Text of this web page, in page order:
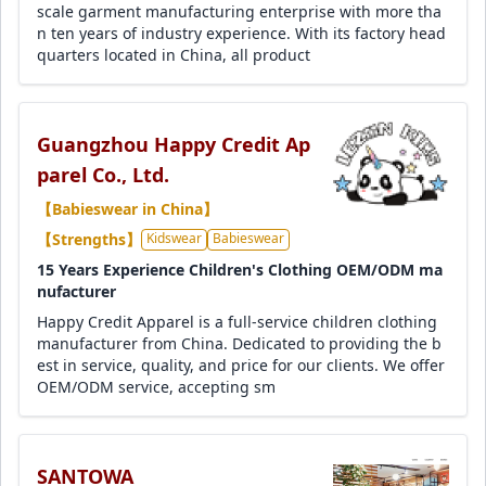
scale garment manufacturing enterprise with more tha
n ten years of industry experience. With its factory head
quarters located in China, all product
Guangzhou Happy Credit Ap
parel Co., Ltd.
【Babieswear in China】
【Strengths】
Kidswear Babieswear
15 Years Experience Children's Clothing OEM/ODM ma
nufacturer
Happy Credit Apparel is a full-service children clothing
manufacturer from China. Dedicated to providing the b
est in service, quality, and price for our clients. We offer
OEM/ODM service, accepting sm
SANTOWA